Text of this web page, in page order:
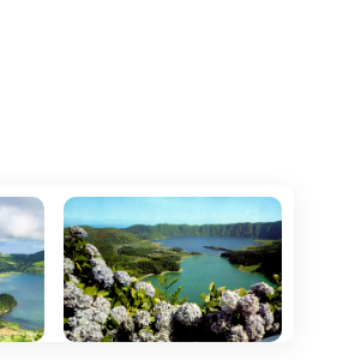
de turismo de acordo com o
autocarro de turismo de acordo